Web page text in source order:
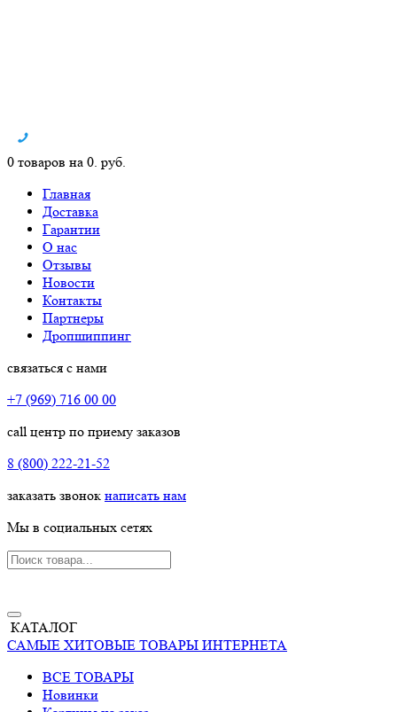
0 товаров на 0. руб.
Главная
Доставка
Гарантии
О нас
Отзывы
Новости
Контакты
Партнеры
Дропшиппинг
связаться с нами
+7 (969) 716 00 00
call центр по приему заказов
8 (800) 222-21-52
заказать звонок написать нам
Мы в социальных сетях
КАТАЛОГ
САМЫЕ ХИТОВЫЕ ТОВАРЫ ИНТЕРНЕТА
ВСЕ ТОВАРЫ
Новинки